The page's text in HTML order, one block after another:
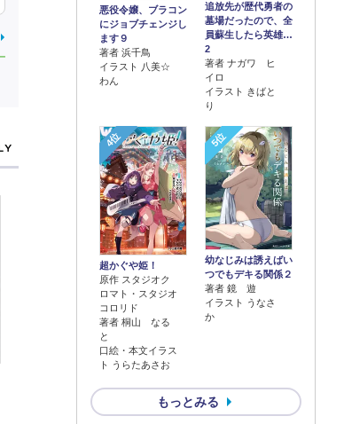
悪役令嬢、ブラコン
にジョブチェンジし
ます９
著者 浜千鳥
イラスト 八美☆
わん
追放先が歴代勇者の
墓場だったので、全
員蘇生したら英雄…
2
著者 ナガワ ヒ
イロ
イラスト きばと
り
4位
超かぐや姫！
原作 スタジオク
ロマト・スタジオ
コロリド
著者 桐山 なる
と
口絵・本文イラス
ト うらたあさお
5位
幼なじみは誘えばい
つでもデキる関係２
著者 鏡 遊
イラスト うなさ
か
もっとみる